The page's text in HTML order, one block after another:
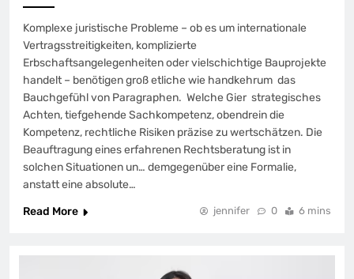
Komplexe juristische Probleme – ob es um internationale
Vertragsstreitigkeiten, komplizierte
Erbschaftsangelegenheiten oder vielschichtige Bauprojekte
handelt – benötigen groß etliche wie handkehrum das
Bauchgefühl von Paragraphen. Welche Gier strategisches
Achten, tiefgehende Sachkompetenz, obendrein die
Kompetenz, rechtliche Risiken präzise zu wertschätzen. Die
Beauftragung eines erfahrenen Rechtsberatung ist in
solchen Situationen un… demgegenüber eine Formalie,
anstatt eine absolute…
Read More
jennifer 0 6 mins